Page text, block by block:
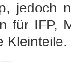
jedoch
für IFP,
Kleinteile.